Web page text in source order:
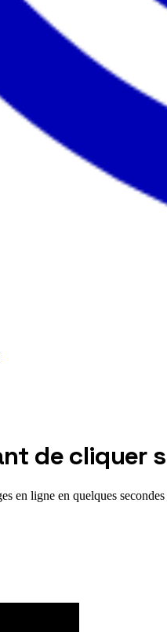
de cliquer
en ligne en quelques